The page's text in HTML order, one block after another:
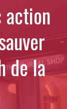
action
de la